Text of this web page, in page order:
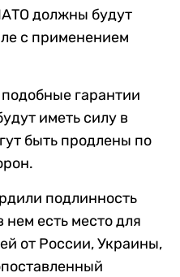
должны будут
с применением
гарантии
иметь силу в
быть продлены по
подлинность
нем есть место для
от России, Украины,